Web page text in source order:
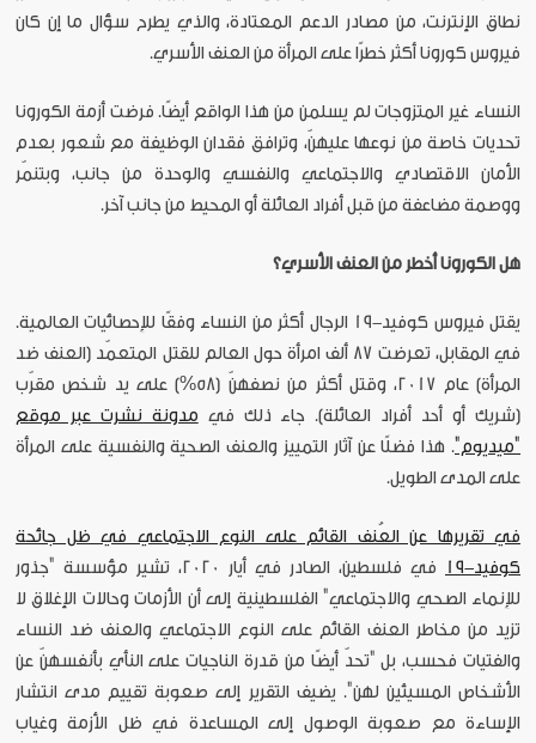
نطاق الإنترنت، من مصادر الدعم المعتادة، والذي يطرح سؤال ما إن كان
فيروس كورونا أكثر خطرًا على المرأة من العنف الأسري.
النساء غير المتزوجات لم يسلمن من هذا الواقع أيضًا. فرضت أزمة الكورونا
تحديات خاصة من نوعها عليهنّ، وترافق فقدان الوظيفة مع شعور بعدم
الأمان الاقتصادي والاجتماعي والنفسي والوحدة من جانب، وبتنمّر
ووصمة مضاعفة من قبل أفراد العائلة أو المحيط من جانب آخر.
هل الكورونا أخطر من العنف الأسري؟
يقتل فيروس كوفيد-19 الرجال أكثر من النساء وفقًا للإحصائيات العالمية.
في المقابل، تعرضت 87 ألف امرأة حول العالم للقتل المتعمّد (العنف ضد
المرأة) عام 2017، وقتل أكثر من نصفهنّ (58%) على يد شخص مقرّب
(شريك أو أحد أفراد العائلة). جاء ذلك في مدونة نشرت عبر موقع
"ميديوم". هذا فضلًا عن آثار التمييز والعنف الصحية والنفسية على المرأة
على المدى الطويل.
في تقريرها عن العُنف القائم على النوع الاجتماعي في ظل جائحة
كوفيد-19
في فلسطين، الصادر في أيار 2020، تشير مؤسسة "جذور
للإنماء الصحي والاجتماعي" الفلسطينية إلى أن الأزمات وحالات الإغلاق لا
تزيد من مخاطر العنف القائم على النوع الاجتماعي والعنف ضد النساء
والفتيات فحسب، بل "تحدّ أيضًا من قدرة الناجيات على النأي بأنفسهنّ عن
الأشخاص المسيئين لهن". يضيف التقرير إلى صعوبة تقييم مدى انتشار
الإساءة مع صعوبة الوصول إلى المساعدة في ظل الأزمة وغياب